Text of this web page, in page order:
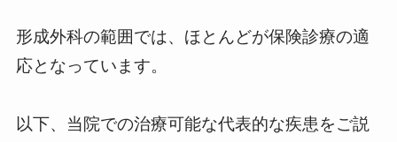
形成外科の範囲では、ほとんどが保険診療の適
応となっています。
以下、当院での治療可能な代表的な疾患をご説